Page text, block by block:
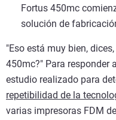
Fortus 450mc
solución de
"Eso está muy bien,
450mc?" Para responder
estudio realizado para
repetibilidad de la
varias impresoras FDM